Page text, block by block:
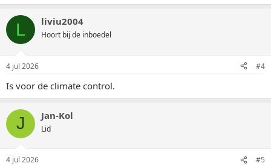
L liviu2004
Hoort bij de inboedel
4 jul 2026 #4
Is voor de climate control.
J Jan-Kol
Lid
4 jul 2026 #5